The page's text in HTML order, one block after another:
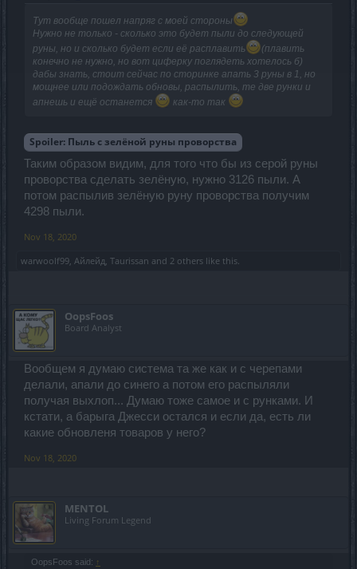
Тут вообще пошел напряг с моей стороны
Нужно не только - сколько это будет пыли до следующей
руны, но и сколько будет если её расплавить
(плавить
конечно не нужно, но вот циферку поглядеть хотелось б)
дабы знать, стоит сейчас по сторинке апать 3 руны в 1, но
мощнее или подождать обновы, распылить, те две рунки и
апнешь и ещё останется
как-то так
Spoiler: Пыль с зелёной руны проворства
Таким образом видим, для того что бы из серой руны
проворства сделать зелёную, нужно 3126 пыли. А
потом распылив зелёную руну проворства получим
4298 пыли.
Nov 18, 2020
warwoolf99 Айлейд Taurissan and 2 others like this.
OopsFoos
Board Analyst
Вообщем я думаю система та же как и с черепами
делали, апали до синего а потом его распыляли
получая выхлоп... Думаю тоже самое и с рунками. И
кстати, а барыга Джесси остался и если да, есть ли
какие обновленя товаров у него?
Nov 18, 2020
MENTOL
Living Forum Legend
OopsFoos said: ↑